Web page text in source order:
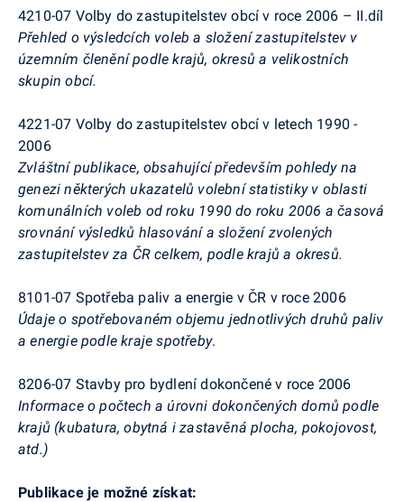
4210-07 Volby do zastupitelstev obcí v roce 2006 – II.díl
Přehled o výsledcích voleb a složení zastupitelstev v
územním členění podle krajů, okresů a velikostních
skupin obcí.
4221-07 Volby do zastupitelstev obcí v letech 1990 -
2006
Zvláštní publikace, obsahující především pohledy na
genezi některých ukazatelů volební statistiky v oblasti
komunálních voleb od roku 1990 do roku 2006 a časová
srovnání výsledků hlasování a složení zvolených
zastupitelstev za ČR celkem, podle krajů a okresů.
8101-07 Spotřeba paliv a energie v ČR v roce 2006
Údaje o spotřebovaném objemu jednotlivých druhů paliv
a energie podle kraje spotřeby.
8206-07 Stavby pro bydlení dokončené v roce 2006
Informace o počtech a úrovni dokončených domů podle
krajů (kubatura, obytná i zastavěná plocha, pokojovost,
atd.)
Publikace je možné získat: